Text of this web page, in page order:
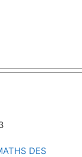
DES